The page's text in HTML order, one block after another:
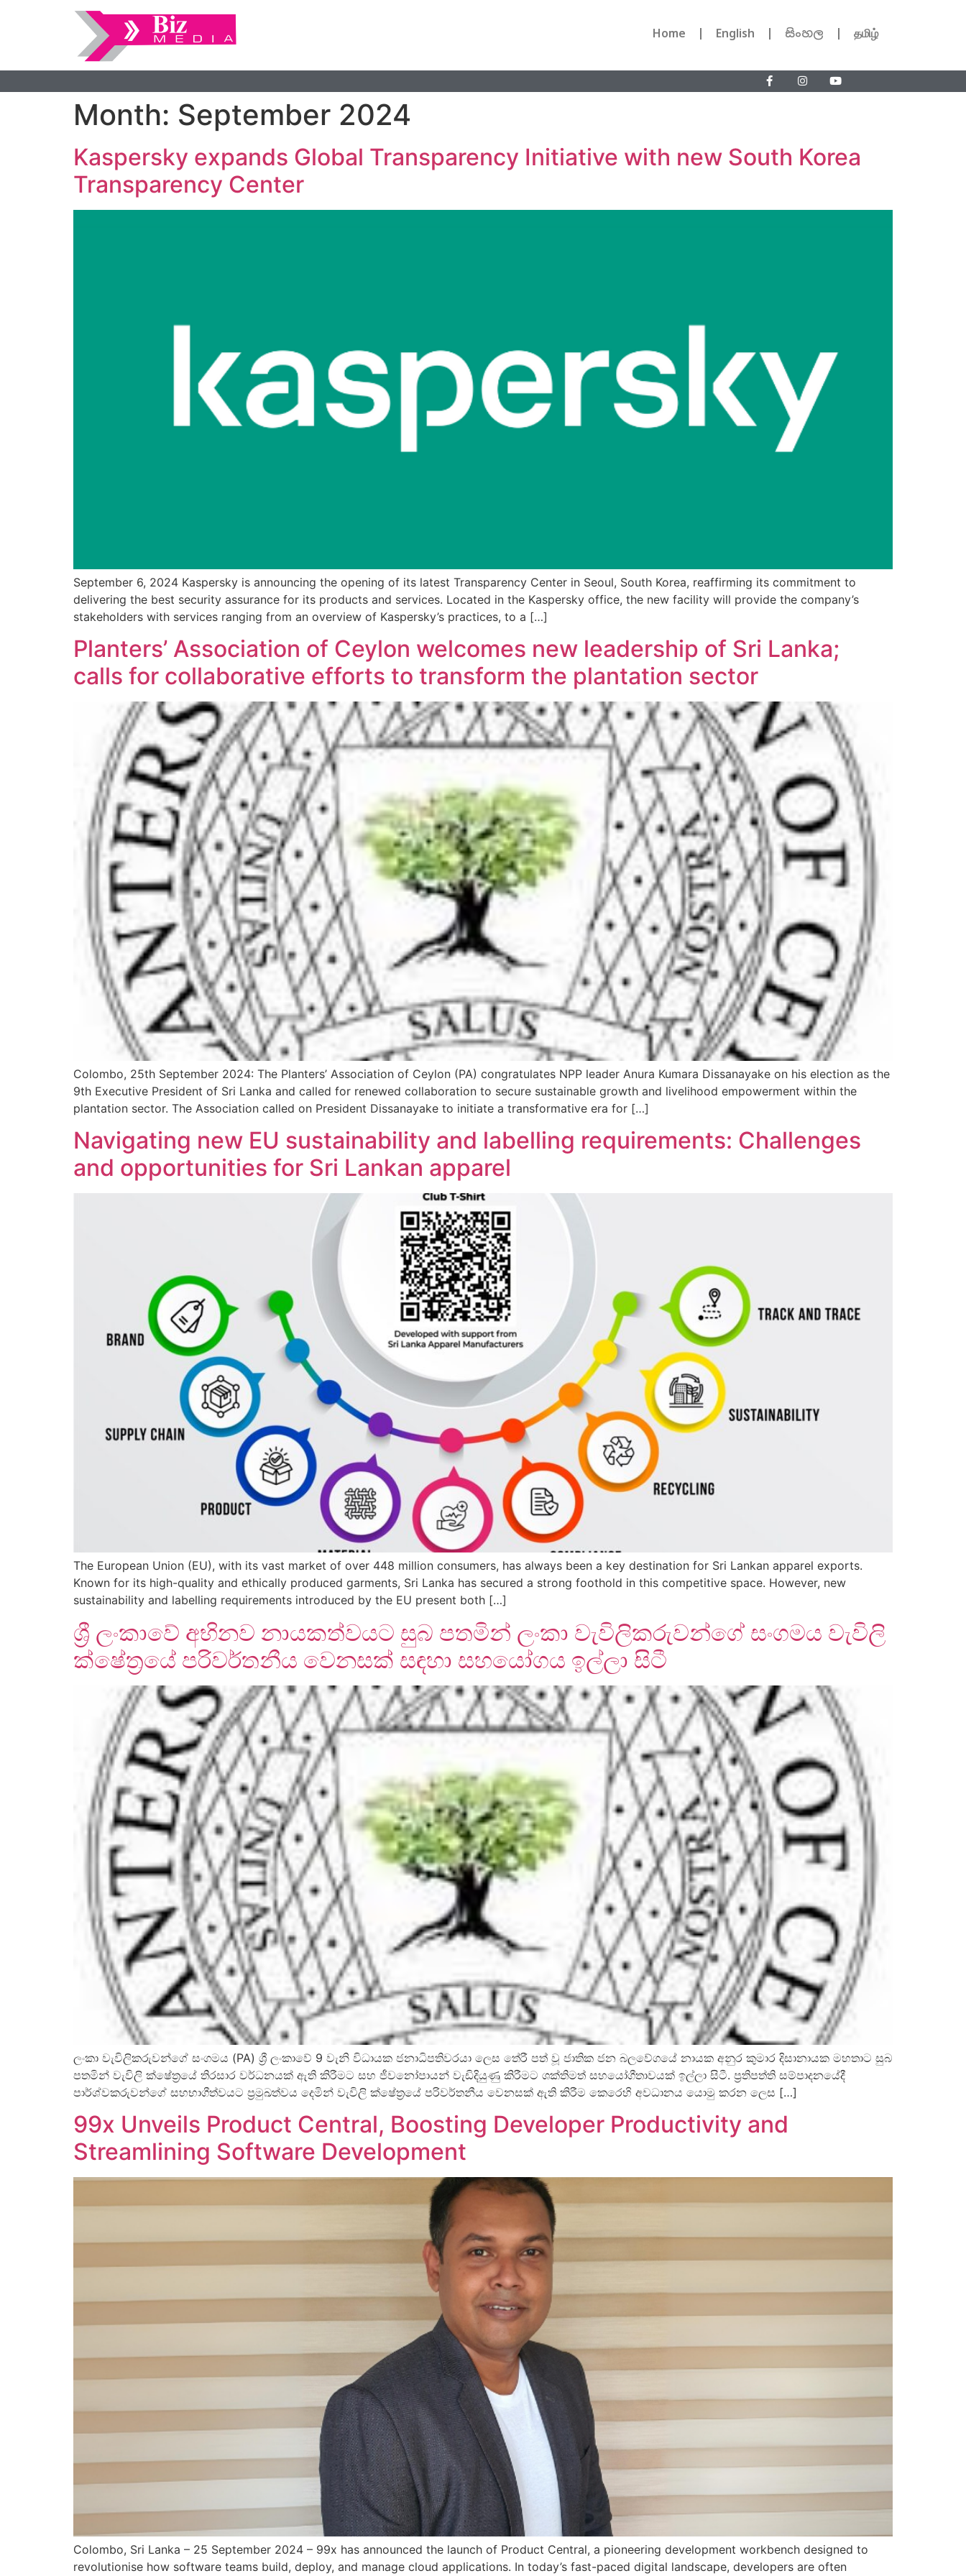
Home English සිංහල தமிழ்
Month: September 2024
Kaspersky expands Global Transparency Initiative with new South Korea
Transparency Center
September 6, 2024 Kaspersky is announcing the opening of its latest Transparency Center in Seoul, South Korea, reaffirming its commitment to
delivering the best security assurance for its products and services. Located in the Kaspersky office, the new facility will provide the company’s
stakeholders with services ranging from an overview of Kaspersky’s practices, to a […]
Planters’ Association of Ceylon welcomes new leadership of Sri Lanka;
calls for collaborative efforts to transform the plantation sector
Colombo, 25th September 2024: The Planters’ Association of Ceylon (PA) congratulates NPP leader Anura Kumara Dissanayake on his election as the
9th Executive President of Sri Lanka and called for renewed collaboration to secure sustainable growth and livelihood empowerment within the
plantation sector. The Association called on President Dissanayake to initiate a transformative era for […]
Navigating new EU sustainability and labelling requirements: Challenges
and opportunities for Sri Lankan apparel
The European Union (EU), with its vast market of over 448 million consumers, has always been a key destination for Sri Lankan apparel exports.
Known for its high-quality and ethically produced garments, Sri Lanka has secured a strong foothold in this competitive space. However, new
sustainability and labelling requirements introduced by the EU present both […]
ශ්‍රී ලංකාවේ අභිනව නායකත්වයට සුබ පතමින් ලංකා වැවිලිකරුවන්ගේ සංගමය වැවිලි
ක්ෂේත්‍රයේ පරිවර්තනීය වෙනසක් සඳහා සහයෝගය ඉල්ලා සිටී
ලංකා වැවිලිකරුවන්ගේ සංගමය (PA) ශ්‍රී ලංකාවේ 9 වැනි විධායක ජනාධිපතිවරයා ලෙස තේරී පත් වූ ජාතික ජන බලවේගයේ නායක අනුර කුමාර දිසානායක මහතාට සුබ
පතමින් වැවිලි ක්ෂේත්‍රයේ තිරසාර වර්ධනයක් ඇති කිරීමට සහ ජීවනෝපායන් වැඩිදියුණු කිරීමට ශක්තිමත් සහයෝගීතාවයක් ඉල්ලා සිටී. ප්‍රතිපත්ති සම්පාදනයේදී
පාර්ශ්වකරුවන්ගේ සහභාගීත්වයට ප්‍රමුඛත්වය දෙමින් වැවිලි ක්ෂේත්‍රයේ පරිවර්තනීය වෙනසක් ඇති කිරීම කෙරෙහි අවධානය යොමු කරන ලෙස […]
99x Unveils Product Central, Boosting Developer Productivity and
Streamlining Software Development
Colombo, Sri Lanka – 25 September 2024 – 99x has announced the launch of Product Central, a pioneering development workbench designed to
revolutionise how software teams build, deploy, and manage cloud applications. In today’s fast-paced digital landscape, developers are often